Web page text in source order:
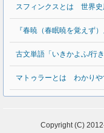
スフィンクスとは 世界史
『春暁（春眠暁を覚えず
古文単語「いきかよふ/行
マトゥラーとは わかりや
Copyright (C)